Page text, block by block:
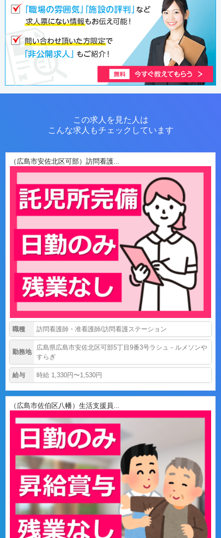
この求人を見た人は
こんな求人もチェックしています
（広島市安佐北区可部）訪問看護...
職種 訪問看護師・准看護師/訪問看護ステーション
勤務地
広島県広島市安佐北区可部5丁目9番3号ラシュ－ルメソンや
すらぎ
給与 時給 1,330円〜1,530円
（広島市佐伯区八幡）生活支援員...